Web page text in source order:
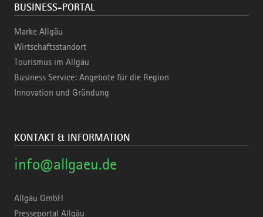
BUSINESS-PORTAL
Marke Allgäu
Wirtschaftsstandort
Tourismus im Allgäu
Business Service: Angebote für die Region
Innovation und Gründung
KONTAKT & INFORMATION
info@allgaeu.de
Allgäu GmbH
Presseportal Allgäu